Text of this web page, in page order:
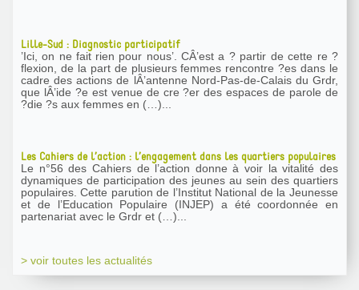
Lille-Sud : Diagnostic participatif
’Ici, on ne fait rien pour nous’. CÂ’est a ? partir de cette re ?
flexion, de la part de plusieurs femmes rencontre ?es dans le
cadre des actions de lÂ’antenne Nord-Pas-de-Calais du Grdr,
que lÂ’ide ?e est venue de cre ?er des espaces de parole de
?die ?s aux femmes en (…)...
Les Cahiers de l’action : l’engagement dans les quartiers populaires
Le n°56 des Cahiers de l’action donne à voir la vitalité des
dynamiques de participation des jeunes au sein des quartiers
populaires. Cette parution de l’Institut National de la Jeunesse
et de l’Education Populaire (INJEP) a été coordonnée en
partenariat avec le Grdr et (…)...
> voir toutes les actualités